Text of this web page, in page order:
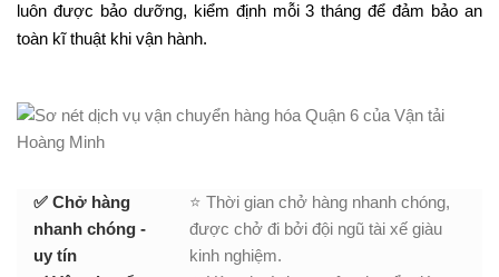
luôn được bảo dưỡng, kiểm định mỗi 3 tháng để đảm bảo an
toàn kĩ thuật khi vận hành.
✅ Chở hàng
nhanh chóng -
uy tín
⭐ Thời gian chở hàng nhanh chóng,
được chở đi bởi đội ngũ tài xế giàu
kinh nghiệm.